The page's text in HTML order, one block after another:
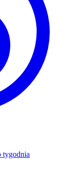
tygodnia